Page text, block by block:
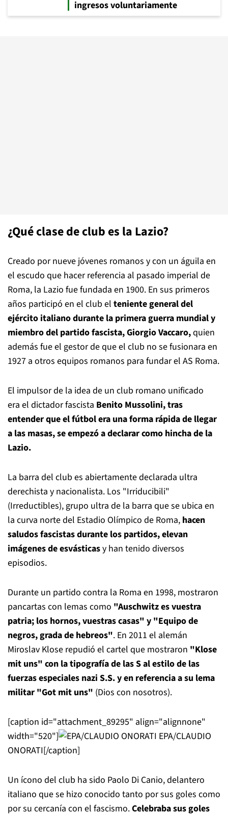
ingresos voluntariamente
¿Qué clase de club es la Lazio?
Creado por nueve jóvenes romanos y con un águila en
el escudo que hacer referencia al pasado imperial de
Roma, la Lazio fue fundada en 1900. En sus primeros
años participó en el club el teniente general del
ejército italiano durante la primera guerra mundial y
miembro del partido fascista, Giorgio Vaccaro,quien
además fue el gestor de que el club no se fusionara en
1927 a otros equipos romanos para fundar el AS Roma.
El impulsor de la idea de un club romano unificado
era el dictador fascista Benito Mussolini, tras
entender que el fútbol era una forma rápida de llegar
a las masas, se empezó a declarar como hincha de la
Lazio.
La barra del club es abiertamente declarada ultra
derechista y nacionalista. Los "Irriducibili"
(Irreductibles), grupo ultra de la barra que se ubica en
la curva norte del Estadio Olímpico de Roma, hacen
saludos fascistas durante los partidos, elevan
imágenes de esvásticasy han tenido diversos
episodios.
Durante un partido contra la Roma en 1998, mostraron
pancartas con lemas como "Auschwitz es vuestra
patria; los hornos, vuestras casas" y "Equipo de
negros, grada de hebreos". En 2011 el alemán
Miroslav Klose repudió el cartel que mostraron "Klose
mit uns" con la tipografía de las S al estilo de las
fuerzas especiales nazi S.S. y en referencia a su lema
militar "Got mit uns" (Dios con nosotros).
[caption id="attachment_89295" align="alignnone"
width="520"]
EPA/CLAUDIO
ONORATI[/caption]
Un ícono del club ha sido Paolo Di Canio, delantero
italiano que se hizo conocido tanto por sus goles como
por su cercanía con el fascismo.Celebraba sus goles